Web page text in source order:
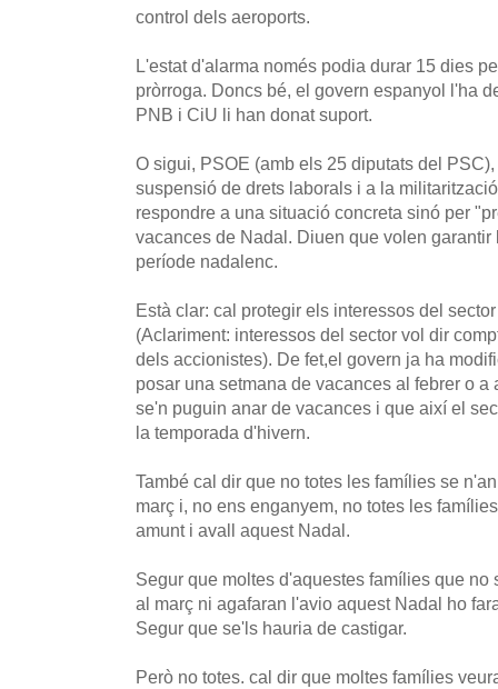
control dels aeroports.
L'estat d'alarma només podia durar 15 dies
pròrroga. Doncs bé, el govern espanyol l'ha
PNB i CiU li han donat suport.
O sigui, PSOE (amb els 25 diputats del
suspensió de drets laborals i a la
respondre a una situació concreta sinó per
vacances de Nadal. Diuen que volen
període nadalenc.
Està clar: cal protegir els interessos del
(Aclariment: interessos del sector vol dir
dels accionistes). De fet,el govern ja ha
posar una setmana de vacances al febrer o
se'n puguin anar de vacances i que així el
la temporada d'hivern.
També cal dir que no totes les famílies se
març i, no ens enganyem, no totes les
amunt i avall aquest Nadal.
Segur que moltes d'aquestes famílies que no
al març ni agafaran l'avio aquest Nadal ho
Segur que se'ls hauria de castigar.
Però no totes. cal dir que moltes famílies